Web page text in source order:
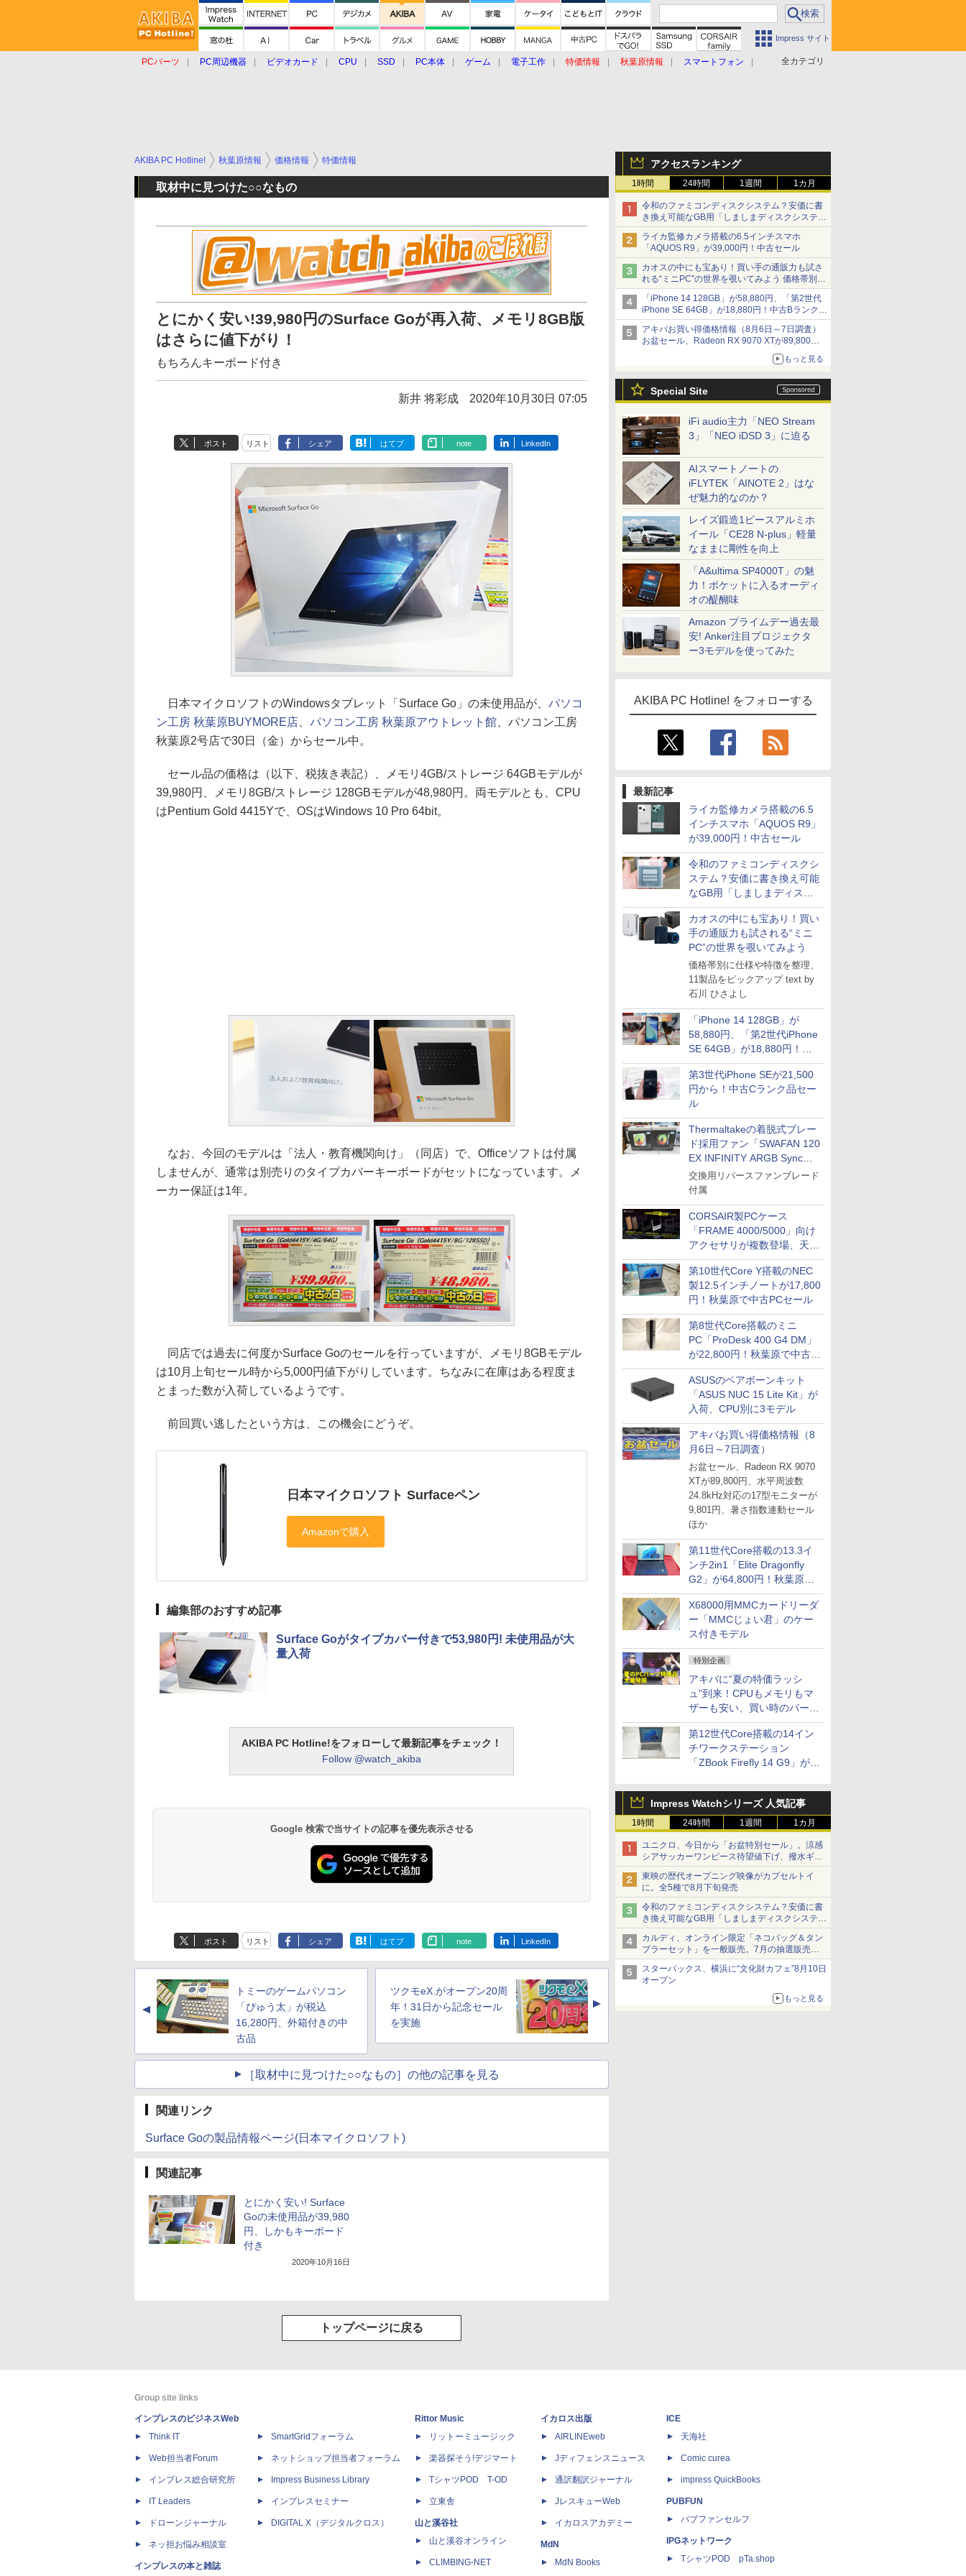
Impress サイト
全カテゴリ
PCパーツ PC周辺機器 ビデオカード CPU SSD PC本体 ゲーム 電子工作 特価情報 秋葉原情報
スマートフォン
アクセスランキング
1時間 24時間 1週間 1カ月
令和のファミコンディスクシステム？安価に書
き換え可能なGB用「しましまディスクシステ
ム」
ライカ監修カメラ搭載の6.5インチスマホ
「AQUOS R9」が39,000円！中古セール
カオスの中にも宝あり！買い手の通販力も試さ
れる“ミニPC”の世界を覗いてみよう 価格帯別に
仕様や特徴を整理、11製品をピックアップ text
by 石川 ひさよし
「iPhone 14 128GB」が58,880円、「第2世代
iPhone SE 64GB」が18,880円！中古Bランク品
セール
アキバお買い得価格情報（8月6日～7日調査）
お盆セール、Radeon RX 9070 XTが89,800
円、水平周波数24.8kHz対応の17型モニターが
9,801円、暑さ指数連動セール ほか
もっと見る
Special Site
iFi audio主力「NEO Stream
3」「NEO iDSD 3」に迫る
AIスマートノートの
iFLYTEK「AINOTE 2」はな
ぜ魅力的なのか？
レイズ鍛造1ピースアルミホ
イール「CE28 N-plus」軽量
なままに剛性を向上
「A&ultima SP4000T」の魅
力！ポケットに入るオーディ
オの醍醐味
Amazon プライムデー過去最
安! Anker注目プロジェクタ
ー3モデルを使ってみた
AKIBA PC Hotline! をフォローする
最新記事
ライカ監修カメラ搭載の6.5
インチスマホ「AQUOS R9」
が39,000円！中古セール
令和のファミコンディスクシ
ステム？安価に書き換え可能
なGB用「しましまディスク
システム」
カオスの中にも宝あり！買い
手の通販力も試される“ミニ
PC”の世界を覗いてみよう
価格帯別に仕様や特徴を整理、
11製品をピックアップ text by
石川 ひさよし
「iPhone 14 128GB」が
58,880円、「第2世代iPhone
SE 64GB」が18,880円！中
古Bランク品セール
第3世代iPhone SEが21,500
円から！中古Cランク品セー
ル
Thermaltakeの着脱式ブレー
ド採用ファン「SWAFAN 120
EX INFINITY ARGB Sync」
に単品パッケージ
交換用リバースファンブレード
付属
CORSAIR製PCケース
「FRAME 4000/5000」向け
アクセサリが複数登場、天然
木製パネルや背面コネクタ対
応トレイなど
第10世代Core Y搭載のNEC
製12.5インチノートが17,800
円！秋葉原で中古PCセール
第8世代Core搭載のミニ
PC「ProDesk 400 G4 DM」
が22,800円！秋葉原で中古
PCセール
ASUSのベアボーンキット
「ASUS NUC 15 Lite Kit」が
入荷、CPU別に3モデル
アキバお買い得価格情報（8
月6日～7日調査）
お盆セール、Radeon RX 9070
XTが89,800円、水平周波数
24.8kHz対応の17型モニターが
9,801円、暑さ指数連動セール
ほか
第11世代Core搭載の13.3イ
ンチ2in1「Elite Dragonfly
G2」が64,800円！秋葉原で
中古PCセール
X68000用MMCカードリーダ
ー「MMCじょい君」のケー
ス付きモデル
特別企画
アキバに“夏の特価ラッシ
ュ”到来！CPUもメモリもマ
ザーも安い、買い時のパーツ
は？【8月7日(金)22時配信】
第12世代Core搭載の14イン
チワークステーション
「ZBook Firefly 14 G9」が
セール
Impress Watchシリーズ 人気記事
1時間 24時間 1週間 1カ月
ユニクロ、今日から「お盆特別セール」。涼感
シアサッカーワンピース待望値下げ、撥水ギア
ショーツは1990円に
東映の歴代オープニング映像がカプセルトイ
に。全5種で8月下旬発売
令和のファミコンディスクシステム？安価に書
き換え可能なGB用「しましまディスクシステ
ム」
カルディ、オンライン限定「ネコバッグ＆タン
ブラーセット」を一般販売。7月の抽選販売の
当選無効分
スターバックス、横浜に“文化財カフェ”8月10日
オープン
もっと見る
AKIBA PC Hotline! 秋葉原情報 価格情報 特価情報
取材中に見つけた○○なもの
とにかく安い!39,980円のSurface Goが再入荷、メモリ8GB版
はさらに値下がり！
もちろんキーボード付き
新井 将彩成 2020年10月30日 07:05
ポスト リスト シェア はてブ note LinkedIn
日本マイクロソフトのWindowsタブレット「Surface Go」の未使用品が、 パソコ
ン工房 秋葉原BUYMORE店
パソコン工房 秋葉原アウトレット館 、パソコン工房
秋葉原2号店で30日（金）からセール中。
セール品の価格は（以下、税抜き表記）、メモリ4GB/ストレージ 64GBモデルが
39,980円、メモリ8GB/ストレージ 128GBモデルが48,980円。両モデルとも、CPU
はPentium Gold 4415Yで、OSはWindows 10 Pro 64bit。
なお、今回のモデルは「法人・教育機関向け」（同店）で、Officeソフトは付属
しませんが、通常は別売りのタイプカバーキーボードがセットになっています。メ
ーカー保証は1年。
同店では過去に何度かSurface Goのセールを行っていますが、メモリ8GBモデル
は10月上旬セール時から5,000円値下がりしています。ちなみに在庫はある程度ま
とまった数が入荷しているようです。
前回買い逃したという方は、この機会にどうぞ。
日本マイクロソフト Surfaceペン
編集部のおすすめ記事
Surface Goがタイプカバー付きで53,980円! 未使用品が大
量入荷
AKIBA PC Hotline!をフォローして最新記事をチェック！
Follow @watch_akiba
Google 検索で当サイトの記事を優先表示させる
ポスト リスト シェア はてブ note LinkedIn
▲
トミーのゲームパソコン
「ぴゅう太」が税込
16,280円、外箱付きの中
古品
ツクモeX.がオープン20周
年！31日から記念セール
を実施
▲
［取材中に見つけた○○なもの］の他の記事を見る
関連リンク
Surface Goの製品情報ページ(日本マイクロソフト)
関連記事
とにかく安い! Surface
Goの未使用品が39,980
円、しかもキーボード
付き
2020年10月16日
トップページに戻る
Group site links
インプレスのビジネスWeb
Think IT
Web担当者Forum
インプレス総合研究所
IT Leaders
ドローンジャーナル
ネッ担お悩み相談室
インプレスの本と雑誌
SmartGridフォーラム
ネットショップ担当者フォーラム
Impress Business Library
インプレスセミナー
DIGITAL X（デジタルクロス）
Rittor Music
リットーミュージック
楽器探そう!デジマート
TシャツPOD T-OD
立東舎
山と溪谷社
山と溪谷オンライン
CLIMBING-NET
イカロス出版
AIRLINEweb
Jディフェンスニュース
通訳翻訳ジャーナル
JレスキューWeb
イカロスアカデミー
MdN
MdN Books
ICE
天海社
Comic curea
impress QuickBooks
PUBFUN
パブファンセルフ
IPGネットワーク
TシャツPOD pTa.shop